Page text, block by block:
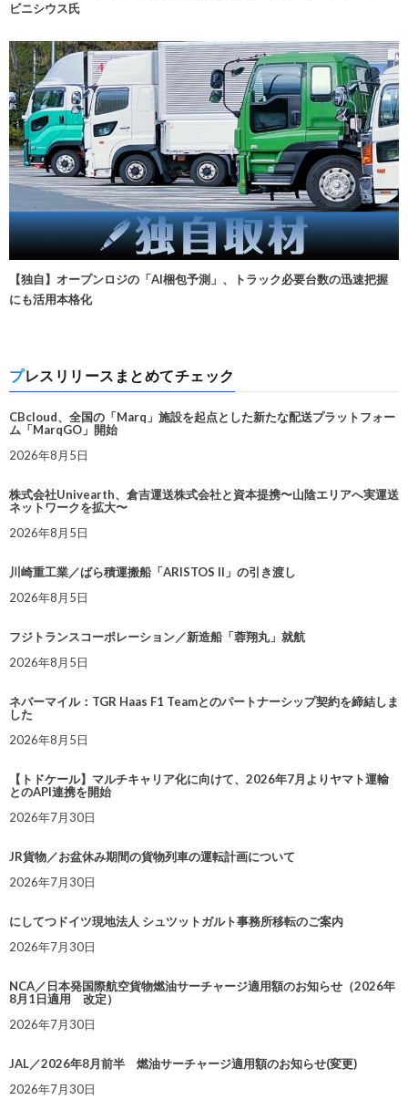
ビニシウス氏
【独自】オープンロジの「AI梱包予測」、トラック必要台数の迅速把握
にも活用本格化
プレスリリースまとめてチェック
CBcloud、全国の「Marq」施設を起点とした新たな配送プラットフォー
ム「MarqGO」開始
2026年8月5日
株式会社Univearth、倉吉運送株式会社と資本提携〜山陰エリアへ実運送
ネットワークを拡大〜
2026年8月5日
川崎重工業／ばら積運搬船「ARISTOS II」の引き渡し
2026年8月5日
フジトランスコーポレーション／新造船「蓉翔丸」就航
2026年8月5日
ネバーマイル：TGR Haas F1 Teamとのパートナーシップ契約を締結しま
した
2026年8月5日
【トドケール】マルチキャリア化に向けて、2026年7月よりヤマト運輸
とのAPI連携を開始
2026年7月30日
JR貨物／お盆休み期間の貨物列車の運転計画について
2026年7月30日
にしてつドイツ現地法人 シュツットガルト事務所移転のご案内
2026年7月30日
NCA／日本発国際航空貨物燃油サーチャージ適用額のお知らせ（2026年
8月1日適用 改定）
2026年7月30日
JAL／2026年8月前半 燃油サーチャージ適用額のお知らせ(変更)
2026年7月30日